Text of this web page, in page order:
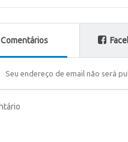
Comentários
Seu endereço de email não será